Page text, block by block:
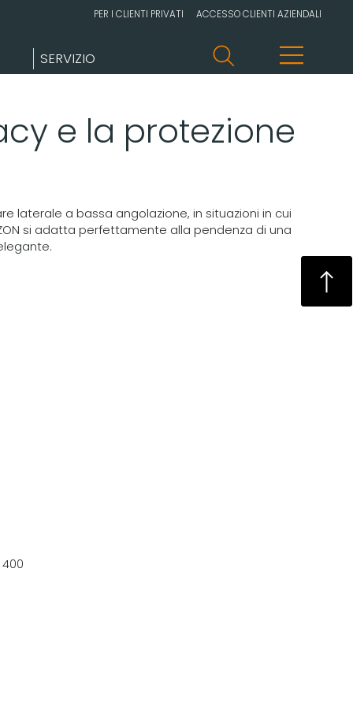
SERVIZIO
PER I CLIENTI PRIVATI ACCESSO CLIENTI AZIENDALI
e la protezione
laterale a bassa angolazione, in situazioni in cui
si adatta perfettamente alla pendenza di una
400